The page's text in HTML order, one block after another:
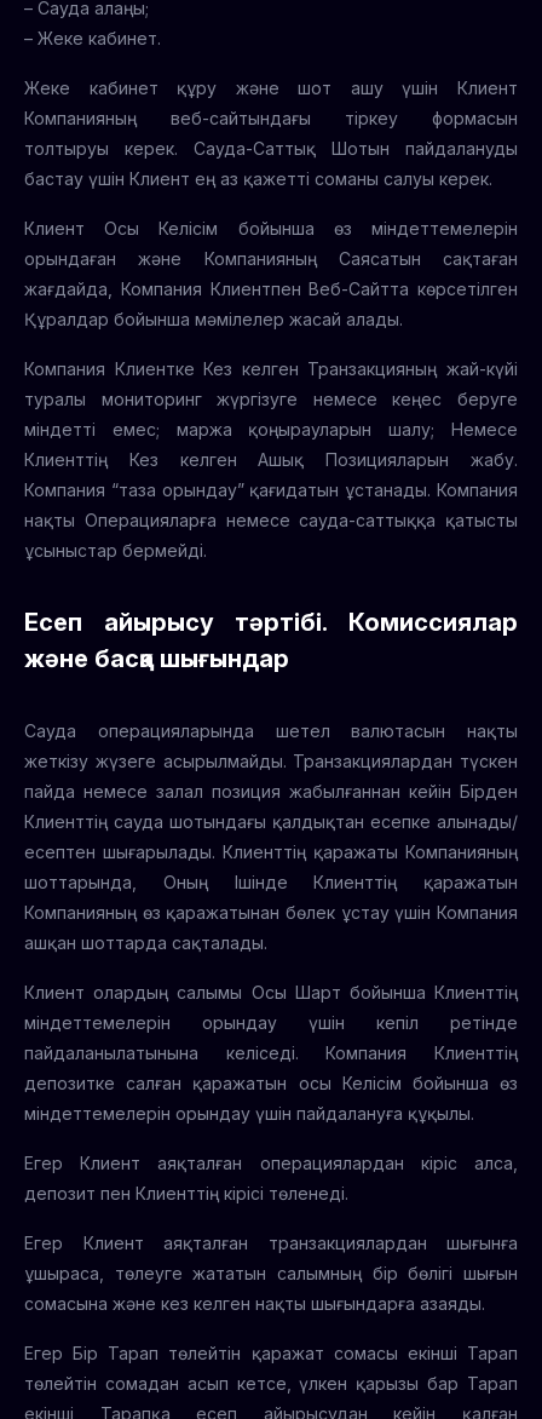
– Сауда алаңы;
– Жеке кабинет.
Жеке кабинет құру және шот ашу үшін Клиент
Компанияның веб-сайтындағы тіркеу формасын
толтыруы керек. Сауда-Саттық Шотын пайдалануды
бастау үшін Клиент ең аз қажетті соманы салуы керек.
Клиент Осы Келісім бойынша өз міндеттемелерін
орындаған және Компанияның Саясатын сақтаған
жағдайда, Компания Клиентпен Веб-Сайтта көрсетілген
Құралдар бойынша мәмілелер жасай алады.
Компания Клиентке Кез келген Транзакцияның жай-күйі
туралы мониторинг жүргізуге немесе кеңес беруге
міндетті емес; маржа қоңырауларын шалу; Немесе
Клиенттің Кез келген Ашық Позицияларын жабу.
Компания “таза орындау” қағидатын ұстанады. Компания
нақты Операцияларға немесе сауда-саттыққа қатысты
ұсыныстар бермейді.
Есеп айырысу тәртібі. Комиссиялар
және басқа шығындар
Сауда операцияларында шетел валютасын нақты
жеткізу жүзеге асырылмайды. Транзакциялардан түскен
пайда немесе залал позиция жабылғаннан кейін Бірден
Клиенттің сауда шотындағы қалдықтан есепке алынады/
есептен шығарылады. Клиенттің қаражаты Компанияның
шоттарында, Оның Ішінде Клиенттің қаражатын
Компанияның өз қаражатынан бөлек ұстау үшін Компания
ашқан шоттарда сақталады.
Клиент олардың салымы Осы Шарт бойынша Клиенттің
міндеттемелерін орындау үшін кепіл ретінде
пайдаланылатынына келіседі. Компания Клиенттің
депозитке салған қаражатын осы Келісім бойынша өз
міндеттемелерін орындау үшін пайдалануға құқылы.
Егер Клиент аяқталған операциялардан кіріс алса,
депозит пен Клиенттің кірісі төленеді.
Егер Клиент аяқталған транзакциялардан шығынға
ұшыраса, төлеуге жататын салымның бір бөлігі шығын
сомасына және кез келген нақты шығындарға азаяды.
Егер Бір Тарап төлейтін қаражат сомасы екінші Тарап
төлейтін сомадан асып кетсе, үлкен қарызы бар Тарап
екінші Тарапқа есеп айырысудан кейін қалған